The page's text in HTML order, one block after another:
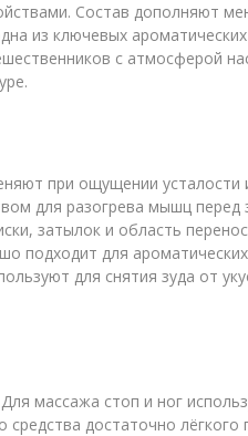
Состав дополняют
из ключевых
с атмосферой
при ощущении
для разогрева мышц перед
затылок и область
подходит для ароматических
для снятия зуда от
массажа стоп и ног
достаточно лёгкого